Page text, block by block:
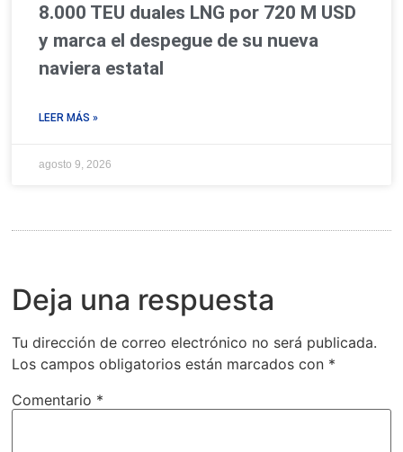
8.000 TEU duales LNG por 720 M USD
y marca el despegue de su nueva
naviera estatal
LEER MÁS »
agosto 9, 2026
Deja una respuesta
Tu dirección de correo electrónico no será publicada.
Los campos obligatorios están marcados con *
Comentario *